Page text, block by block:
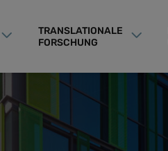
TRANSLATIONALE
FORSCHUNG